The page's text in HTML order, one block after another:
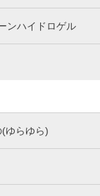
ンハイドロゲル
ゆらゆら)